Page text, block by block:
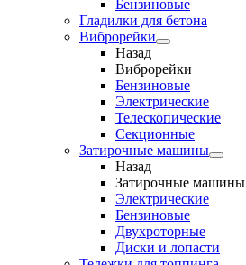
Бензиновые
Гладилки для бетона
Виброрейки
Назад
Виброрейки
Бензиновые
Электрические
Телескопические
Секционные
Затирочные машины
Назад
Затирочные машины
Электрические
Бензиновые
Двухроторные
Диски и лопасти